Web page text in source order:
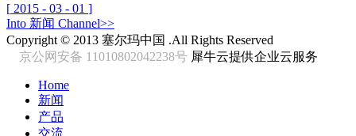
[ 2015 - 03 - 01 ]
Into 新闻 Channel>>
Copyright © 2013 塞尔玛中国 .All Rights Reserved
京公网安备 11010802042238号 犀牛云提供企业云服务
Home
新闻
产品
交流